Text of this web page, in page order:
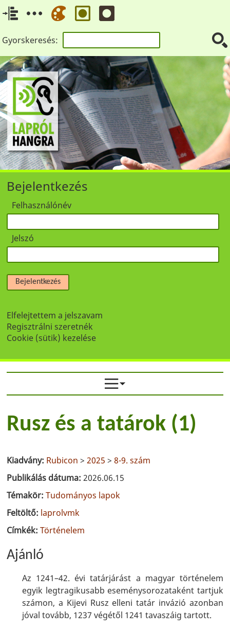
Gyorskeresés:
Bejelentkezés
Felhasználónév
Jelszó
Bejelentkezés
Elfelejtettem a jelszavam
Regisztrálni szeretnék
Cookie (sütik) kezelése
Rusz és a tatárok (1)
Kiadvány: Rubicon >2025 >8-9. szám
Publikálás dátuma:2026.06.15
Témakör:Tudományos lapok
Feltöltő: laprolvmk
Címkék:Történelem
Ajánló
Az 1241–42. évi tatárjárást a magyar történelem
egyik legtragikusabb eseménysorozataként tartjuk
számon, a Kijevi Rusz elleni tatár in­vázió azonban
jóval tovább, 1237 végétől 1241 tavaszáig tartott.